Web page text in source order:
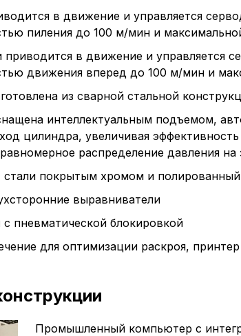
в движение и управляется
пиления до 100 м/мин и
приводится в движение и управляется
движения вперед до 100 м/мин и
​​из сварной стальной
интеллектуальным подъемом,
цилиндра, увеличивая
распределение давления
стали покрытым хромом и
выравниватели
пневматической блокировкой
для оптимизации раскроя,
Промышленный компьютер с